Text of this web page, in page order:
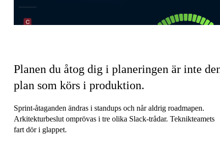
Planen du åtog dig i planeringen är inte
plan som körs i produktion.
Sprint-åtaganden ändras i standups och når aldrig roadmapen.
Arkitekturbeslut omprövas i tre olika Slack-trådar. Teknikteamets
fart dör i glappet.